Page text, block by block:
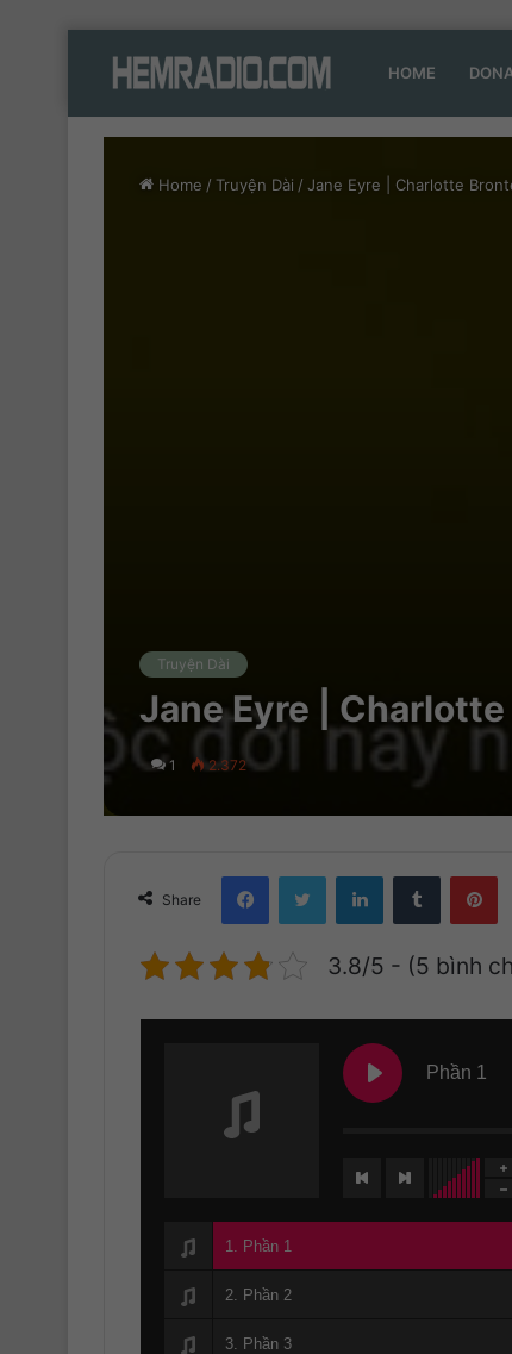
HOME
Home / Truyện Dài / Jane Eyre | Charlotte
Truyện Dài
Jane Eyre |
1 2.372
Share
3.8/5 - (5 bình
Phần 1
1. Phần 1
2. Phần 2
3. Phần 3